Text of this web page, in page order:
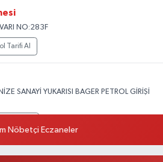
NO:283F
Tarifi Al
SANAYİ YUKARISI BAGER PETROL GİRİŞİ
Nöbetçi Eczaneler